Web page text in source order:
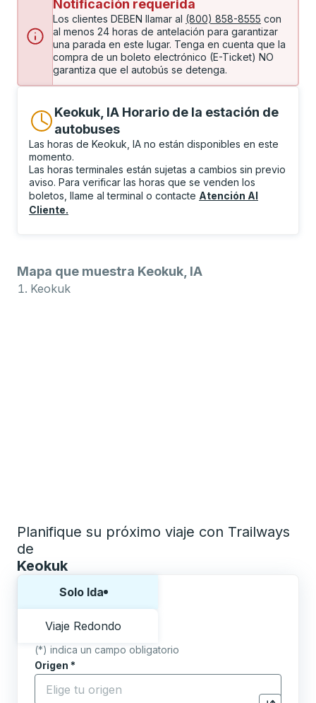
Notificación requerida
Los clientes DEBEN llamar al (800) 858-8555 con
al menos 24 horas de antelación para garantizar
una parada en este lugar. Tenga en cuenta que la
compra de un boleto electrónico (E-Ticket) NO
garantiza que el autobús se detenga.
Keokuk, IA Horario de la estación de
autobuses
Las horas de Keokuk, IA no están disponibles en este
momento.
Las horas terminales están sujetas a cambios sin previo
aviso. Para verificar las horas que se venden los
boletos, llame al terminal o contacte Atención Al
Cliente.
Mapa que muestra Keokuk, IA
Keokuk
Planifique su próximo viaje con Trailways
de
Keokuk
Solo Ida
Viaje Redondo
(*) indica un campo obligatorio
Origen *
Comience a escribir la ciudad de origen para abrir
Destino *